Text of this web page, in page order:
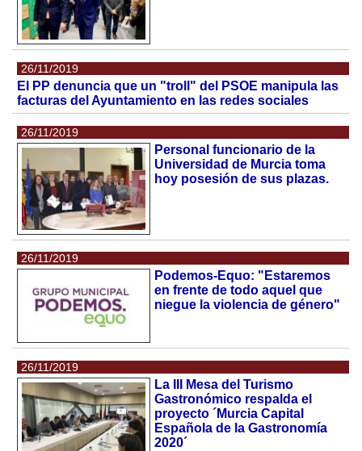
26/11/2019
El PP denuncia que un "troll" del PSOE manipula las
facturas del Ayuntamiento en las redes sociales
26/11/2019
Personal funcionario de la
Universidad de Murcia toma
hoy posesión de sus plazas.
26/11/2019
Podemos-Equo: "Estaremos
en frente de todo aquel que
niegue la violencia de género"
26/11/2019
La III Mesa del Turismo
Gastronómico respalda el
proyecto ´Murcia Capital
Española de la Gastronomía
2020´